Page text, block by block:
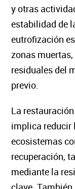
y otras
estabilidad de
eutrofización
zonas
residuales del
previo.
La
implica reducir
ecosistemas
recuperación,
mediante la